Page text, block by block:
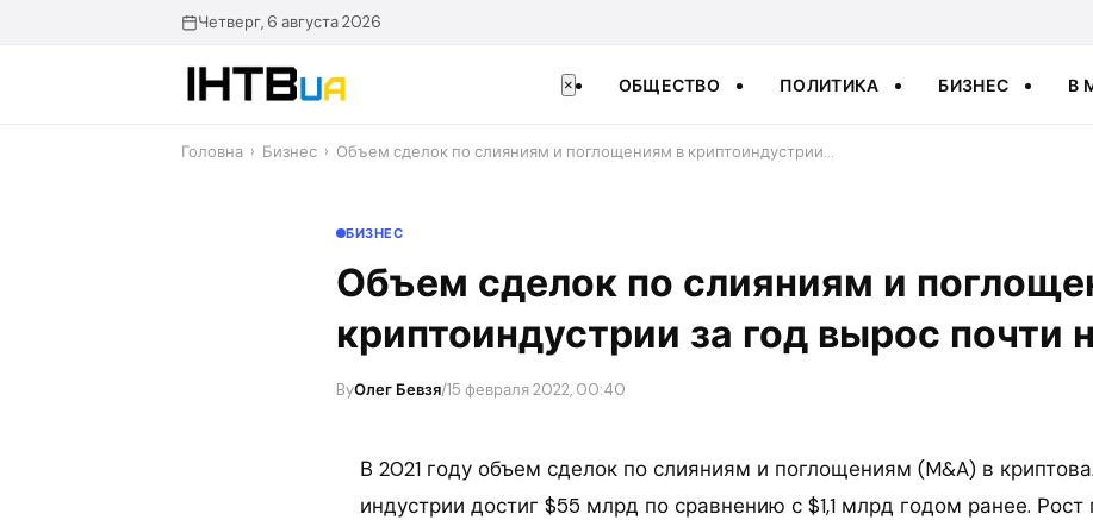
Четверг, 6 августа 2026
× ОБЩЕСТВО ПОЛИТИКА БИЗНЕС В
Головна › Бизнес › Объем сделок по слияниям и поглощениям в криптоиндустрии…
БИЗНЕС
Объем сделок по слияниям и
криптоиндустрии за год вырос почти
ByОлег Бевзя/15 февраля 2022, 00:40
В 2021 году объем сделок по слияниям и поглощениям (M&A) в
индустрии достиг $55 млрд по сравнению с $1,1 млрд годом ранее. Рост